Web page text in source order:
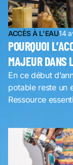
ACCÈS À L'EAU14
POURQUOI
MAJEUR DANS
En ce début
potable reste un
Ressource